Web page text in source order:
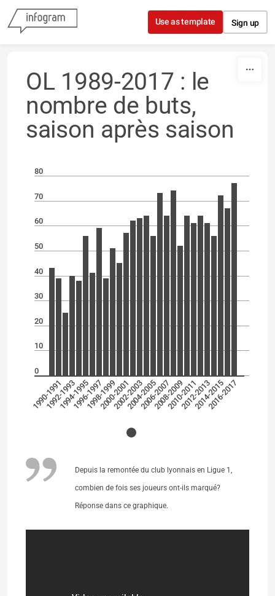
Skip to content
Use as template Sign up
OL 1989-2017 : le
nombre de buts,
saison après saison
80
70
60
50
40
30
20
10
0
1990-1991
1992-1993
1994-1995
1996-1997
1998-1999
2000-2001
2002-2003
2004-2005
2006-2007
2008-2009
2010-2011
2012-2013
2014-2015
2016-2017
Depuis la remontée du club lyonnais en Ligue 1,
combien de fois ses joueurs ont-ils marqué?
Réponse dans ce graphique.